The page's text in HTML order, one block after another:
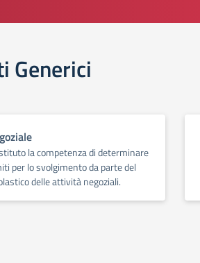
Generici
la competenza di determinare
per lo svolgimento da parte del
delle attività negoziali.